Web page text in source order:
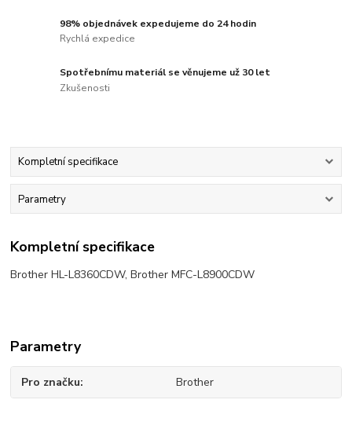
98% objednávek expedujeme do 24 hodin
Rychlá expedice
Spotřebnímu materiál se věnujeme už 30 let
Zkušenosti
Kompletní specifikace
Parametry
Kompletní specifikace
Brother HL-L8360CDW, Brother MFC-L8900CDW
Parametry
Pro značku Brother